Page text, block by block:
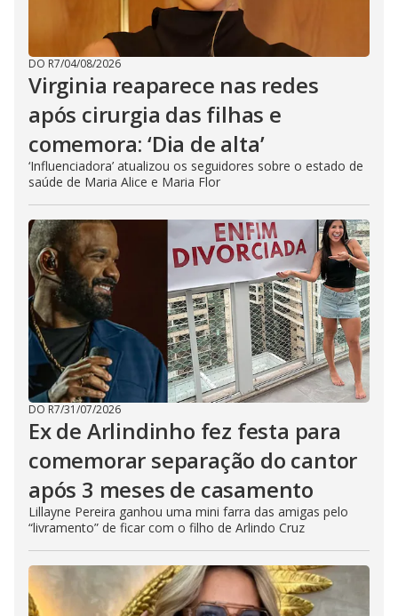
DO R7/04/08/2026
Virginia reaparece nas redes
após cirurgia das filhas e
comemora: ‘Dia de alta’
‘Influenciadora’ atualizou os seguidores sobre o estado de
saúde de Maria Alice e Maria Flor
DO R7/31/07/2026
Ex de Arlindinho fez festa para
comemorar separação do cantor
após 3 meses de casamento
Lillayne Pereira ganhou uma mini farra das amigas pelo
“livramento” de ficar com o filho de Arlindo Cruz